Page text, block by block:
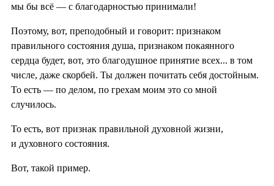
мы бы всё — с благодарностью принимали!
Поэтому, вот, преподобный и говорит: признаком
правильного состояния душа, признаком покаянного
сердца будет, вот, это благодушное принятие всех... в том
числе, даже скорбей. Ты должен почитать себя достойным.
То есть — по делом, по грехам моим это со мной
случилось.
То есть, вот признак правильной духовной жизни,
и духовного состояния.
Вот, такой пример.